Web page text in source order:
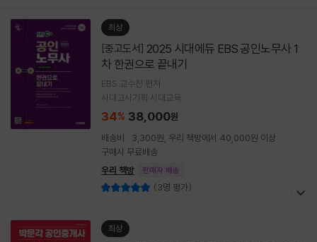
최상
[중고도서]
차 한권으로 끝내기
EBS 교수진 편저
시대고시기획 시대교육
34% 38,000원
배송비 : 3,300원, 우리 책방에서 40,000원 이상
구매시 무료배송
우리 책방
판매자 배송
(3명 평가)
최상